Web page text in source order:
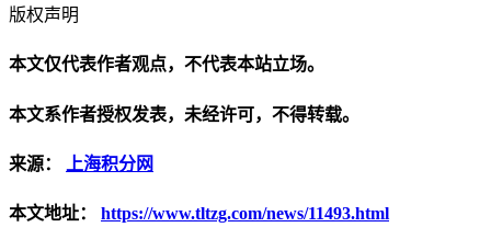
版权声明
本文仅代表作者观点，不代表本站立场。
本文系作者授权发表，未经许可，不得转载。
来源： 上海积分网
本文地址： https://www.tltzg.com/news/11493.html